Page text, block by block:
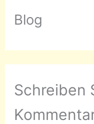
Blog
Schreiben